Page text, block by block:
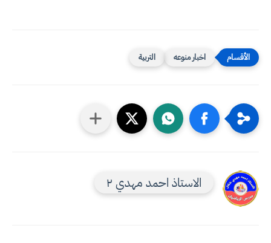
اخبار منوعه التربية
الاستاذ احمد مهدي ٢